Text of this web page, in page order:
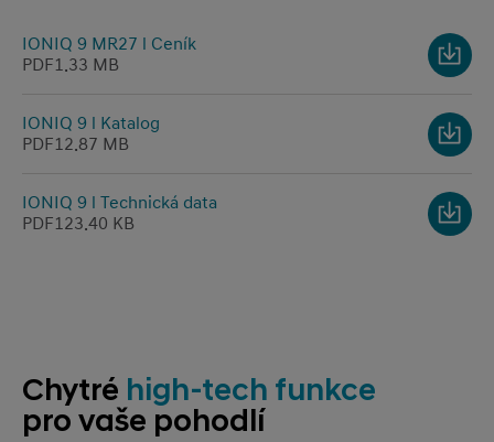
IONIQ 9 MR27 l Ceník
PDF1.33 MB
IONIQ 9 l Katalog
PDF12.87 MB
IONIQ 9 l Technická data
PDF123.40 KB
Chytré high‑tech funkce
pro vaše pohodlí